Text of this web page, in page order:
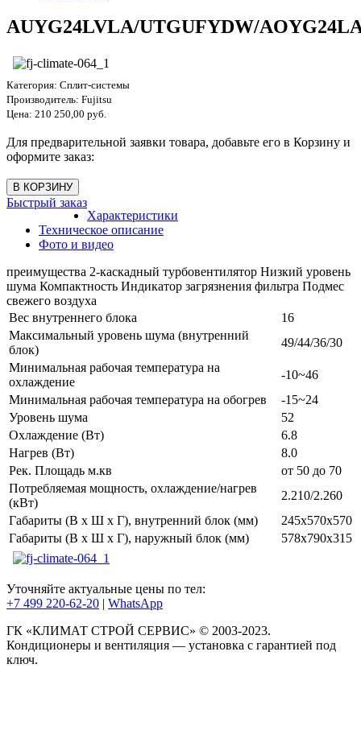
AUYG24LVLA/UTGUFYDW/
Категория: Сплит-системы
Производитель: Fujitsu
Цена: 210 250,00 руб.
Для предварительной заявки товара, добавьте его в Корзину и
оформите заказ:
Быстрый заказ
Характеристики
Техническое описание
Фото и видео
преимущества 2-каскадный турбовентилятор Низкий уровень
шума Компактность Индикатор загрязнения фильтра Подмес
свежего воздуха
Вес внутреннего блока
16
Максимальный уровень шума (внутренний
блок)
49/44/36/30
Минимальная рабочая температура на
охлаждение
-10~46
Минимальная рабочая температура на обогрев
-15~24
Уровень шума
52
Охлаждение (Вт)
6.8
Нагрев (Вт)
8.0
Рек. Площадь м.кв
от 50 до 70
Потребляемая мощность, охлаждение/нагрев
(кВт)
2.210/2.260
Габариты (В x Ш x Г), внутренний блок (мм)
245x570x570
Габариты (В x Ш x Г), наружный блок (мм)
578x790x315
Уточняйте актуальные цены по тел:
+7 499 220-62-20 | WhatsАpp
ГК «КЛИМАТ СТРОЙ СЕРВИС» © 2003-2023.
Кондиционеры и вентиляция — установка с гарантией под
ключ.